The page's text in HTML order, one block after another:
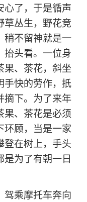
心了，于是循声
草丛生，野花竞
稍不留神就是一
抬头看。一位身
果、茶花，斜坐
手快的劳作，扺
摘下。为了来年
果、茶花是必须
环顾，当是一家
登在树上，手头
为了有朝一日
驾乘摩托车奔向